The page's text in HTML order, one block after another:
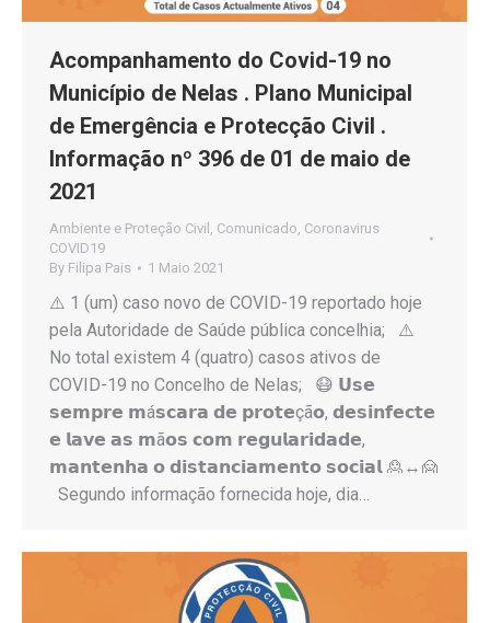
Acompanhamento do Covid-19 no
Município de Nelas . Plano Municipal
de Emergência e Protecção Civil .
Informação nº 396 de 01 de maio de
2021
Ambiente e Proteção Civil Comunicado Coronavirus
COVID19
By Filipa Pais 1 Maio 2021
⚠️ 1 (um) caso novo de COVID-19 reportado hoje
pela Autoridade de Saúde pública concelhia; ⚠️
No total existem 4 (quatro) casos ativos de
COVID-19 no Concelho de Nelas; 😷 𝗨𝘀𝗲
𝘀𝗲𝗺𝗽𝗿𝗲 𝗺á𝘀𝗰𝗮𝗿𝗮 𝗱𝗲 𝗽𝗿𝗼𝘁𝗲çã𝗼, 𝗱𝗲𝘀𝗶𝗻𝗳𝗲𝗰𝘁𝗲
𝗲 𝗹𝗮𝘃𝗲 𝗮𝘀 𝗺ã𝗼𝘀 𝗰𝗼𝗺 𝗿𝗲𝗴𝘂𝗹𝗮𝗿𝗶𝗱𝗮𝗱𝗲,
𝗺𝗮𝗻𝘁𝗲𝗻𝗵𝗮 𝗼 𝗱𝗶𝘀𝘁𝗮𝗻𝗰𝗶𝗮𝗺𝗲𝗻𝘁𝗼 𝘀𝗼𝗰𝗶𝗮𝗹 🙎↔️🙍
Segundo informação fornecida hoje, dia…